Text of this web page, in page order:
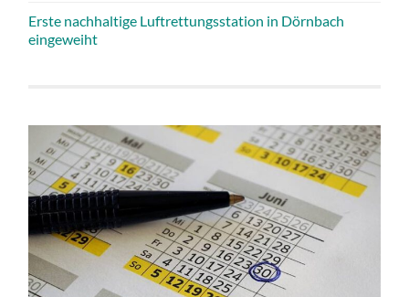
Erste nachhaltige Luftrettungsstation in Dörnbach
eingeweiht